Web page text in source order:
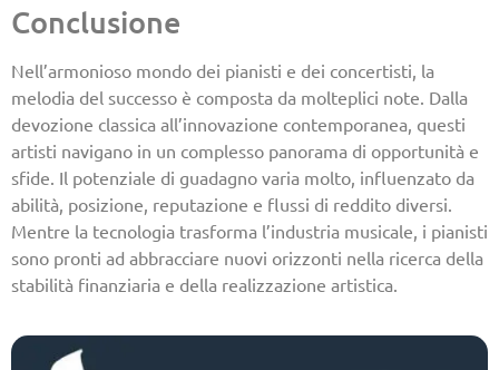
Conclusione
Nell’armonioso mondo dei pianisti e dei concertisti, la
melodia del successo è composta da molteplici note. Dalla
devozione classica all’innovazione contemporanea, questi
artisti navigano in un complesso panorama di opportunità e
sfide. Il potenziale di guadagno varia molto, influenzato da
abilità, posizione, reputazione e flussi di reddito diversi.
Mentre la tecnologia trasforma l’industria musicale, i pianisti
sono pronti ad abbracciare nuovi orizzonti nella ricerca della
stabilità finanziaria e della realizzazione artistica.